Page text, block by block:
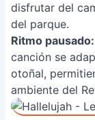
disfrutar del
del parque.
Ritmo pausado:
canción se
otoñal,
ambiente del